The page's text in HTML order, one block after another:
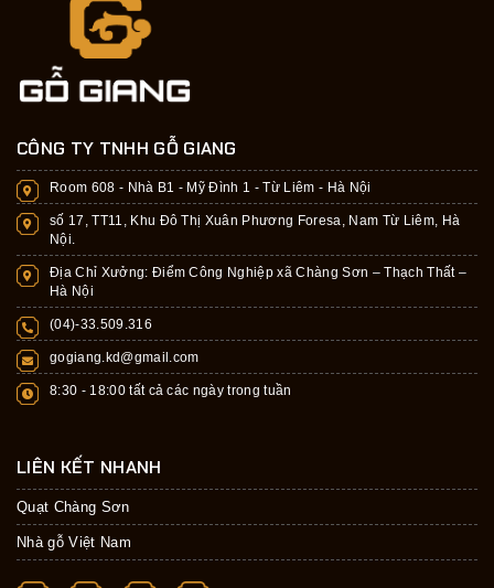
CÔNG TY TNHH GỖ GIANG
Room 608 - Nhà B1 - Mỹ Đình 1 - Từ Liêm - Hà Nội
số 17, TT11, Khu Đô Thị Xuân Phương Foresa, Nam Từ Liêm, Hà
Nội.
Địa Chỉ Xưởng: Điểm Công Nghiệp xã Chàng Sơn – Thạch Thất –
Hà Nội
(04)-33.509.316
gogiang.kd@gmail.com
8:30 - 18:00 tất cả các ngày trong tuần
LIÊN KẾT NHANH
Quạt Chàng Sơn
Nhà gỗ Việt Nam